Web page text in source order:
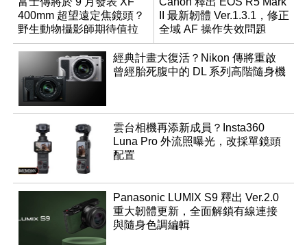
400mm 超望遠定焦鏡頭？
野生動物攝影師期待值拉
滿
II 最新韌體 Ver.1.3.1，修正
全域 AF 操作失效問題
經典計畫大復活？Nikon 傳將重啟
曾經胎死腹中的 DL 系列高階隨身機
雲台相機再添新成員？Insta360
Luna Pro 外流照曝光，改採單鏡頭
配置
Panasonic LUMIX S9 釋出 Ver.2.0
重大韌體更新，全面解鎖有線連接
與隨身色調編輯